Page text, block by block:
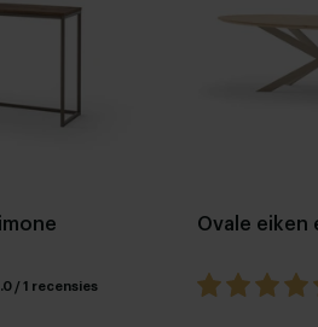
/ 1 recensies
Ovale eiken